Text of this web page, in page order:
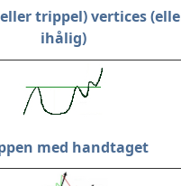
trippel) vertices
ihålig)
med handtaget